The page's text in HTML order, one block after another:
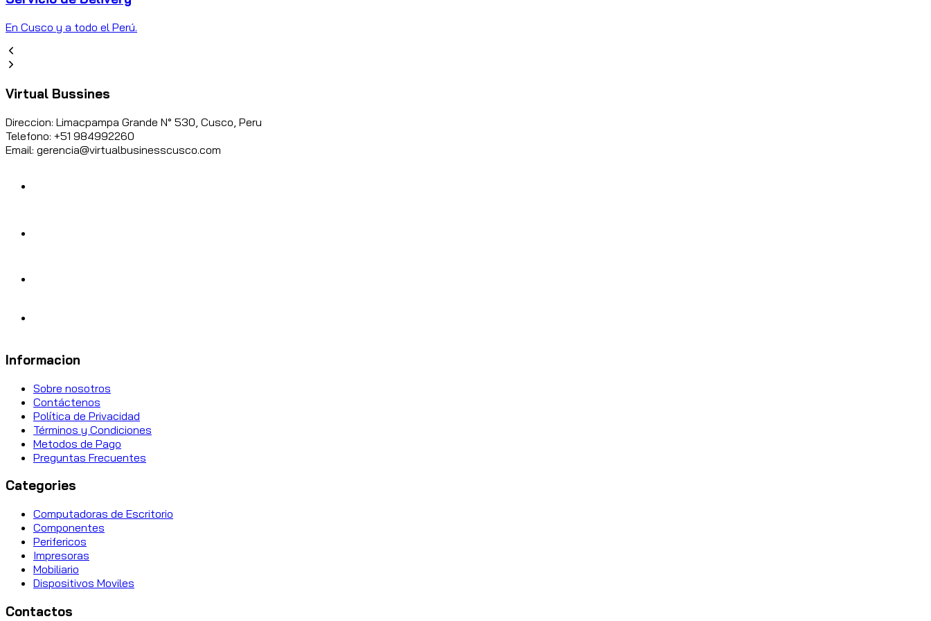
En Cusco y a todo el Perú.
Virtual Bussines
Direccion: Limacpampa Grande N° 530, Cusco, Peru
Telefono: +51 984992260
Email: gerencia@virtualbusinesscusco.com
Informacion
Sobre nosotros
Contáctenos
Política de Privacidad
Términos y Condiciones
Metodos de Pago
Preguntas Frecuentes
Categories
Computadoras de Escritorio
Componentes
Perifericos
Impresoras
Mobiliario
Dispositivos Moviles
Contactos